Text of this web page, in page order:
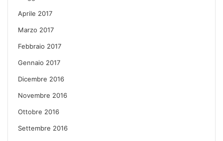
Aprile 2017
Marzo 2017
Febbraio 2017
Gennaio 2017
Dicembre 2016
Novembre 2016
Ottobre 2016
Settembre 2016